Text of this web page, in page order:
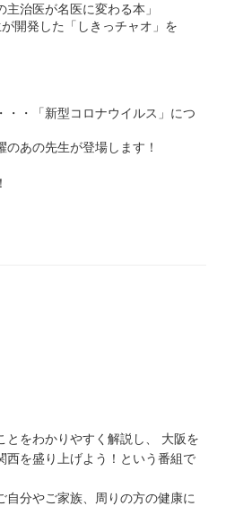
治医が名医に変わる本」
開発した「しきっチャオ」を
・「新型コロナウイルス」につ
あの先生が登場します！
とをわかりやすく解説し、 大阪を
西を盛り上げよう！という番組で
自分やご家族、周りの方の健康に